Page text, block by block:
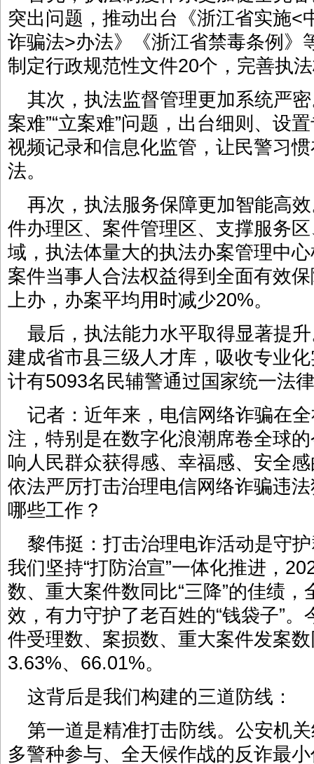
突出问题，推动出台《浙江省实施<
诈骗法>办法》《浙江省禁毒条例》
制定行政规范性文件20个，完善执
其次，执法监督管理更加系统严
案难”“立案难”问题，出台细则、设
视频记录和信息化监管，让民警习
法。
再次，执法服务保障更加智能高
件办理区、案件管理区、支撑服务
域，执法体量大的执法办案管理中
案件当事人合法权益得到全面有效
上办，办案平均用时减少20%。
最后，执法能力水平取得显著提
建成省市县三级人才库，吸收专业
计有5093名民辅警通过国家统一法
记者：近年来，电信网络诈骗在
注，特别是在数字化浪潮席卷全球
响人民群众获得感、幸福感、安全
依法严厉打击治理电信网络诈骗违
哪些工作？
黎伟挺：打击治理电诈活动是守
我们坚持“打防治宣”一体化推进，
数、重大案件数同比“三降”的佳绩
效，有力守护了老百姓的“钱袋子”
件受理数、案损数、重大案件发案
3.63%、66.01%。
这背后是我们构建的三道防线：
第一道是精准打击防线。公安机
多警种参与、全天候作战的反诈最